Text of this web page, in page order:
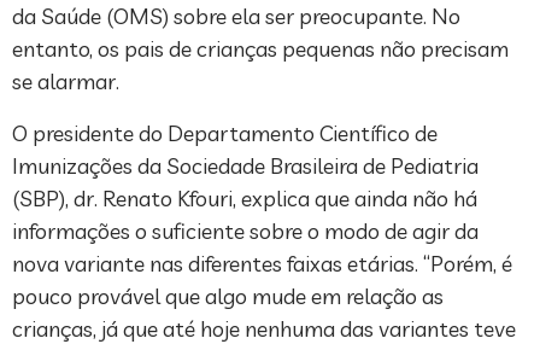
da Saúde (OMS) sobre ela ser preocupante. No
entanto, os pais de crianças pequenas não precisam
se alarmar.
O presidente do Departamento Científico de
Imunizações da Sociedade Brasileira de Pediatria
(SBP), dr. Renato Kfouri, explica que ainda não há
informações o suficiente sobre o modo de agir da
nova variante nas diferentes faixas etárias. “Porém, é
pouco provável que algo mude em relação as
crianças, já que até hoje nenhuma das variantes teve